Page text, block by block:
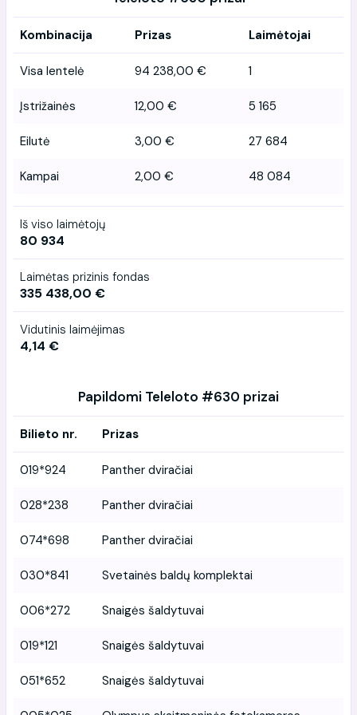
Kombinacija Prizas Laimėtojai
Visa lentelė 94 238,00 € 1
Įstrižainės 12,00 € 5 165
Eilutė 3,00 € 27 684
Kampai 2,00 € 48 084
Iš viso laimėtojų
80 934
Laimėtas prizinis fondas
335 438,00 €
Vidutinis laimėjimas
4,14 €
Papildomi Teleloto #630 prizai
Bilieto nr. Prizas
019*924 Panther dviračiai
028*238 Panther dviračiai
074*698 Panther dviračiai
030*841 Svetainės baldų komplektai
006*272 Snaigės šaldytuvai
019*121 Snaigės šaldytuvai
051*652 Snaigės šaldytuvai